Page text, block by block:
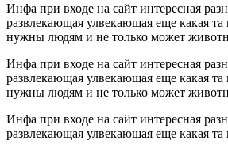
Инфа при входе на сайт интересная
развлекающая улвекающая еще какая
нужны людям и не только может
Инфа при входе на сайт интересная
развлекающая улвекающая еще какая
нужны людям и не только может
Инфа при входе на сайт интересная
развлекающая улвекающая еще какая